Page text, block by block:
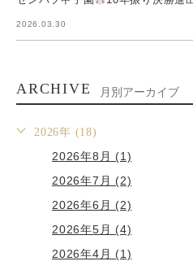
2026.03.30
ARCHIVE 月別アーカイブ
2026年 (18)
2026年8月 (1)
2026年7月 (2)
2026年6月 (2)
2026年5月 (4)
2026年4月 (1)